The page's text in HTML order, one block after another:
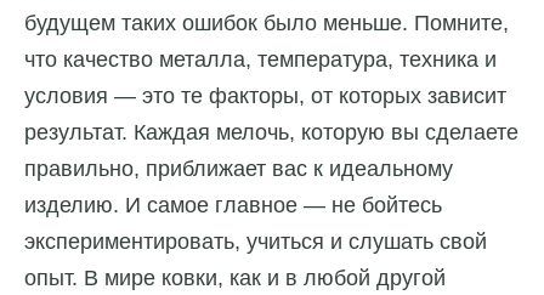
будущем таких ошибок было меньше. Помните,
что качество металла, температура, техника и
условия — это те факторы, от которых зависит
результат. Каждая мелочь, которую вы сделаете
правильно, приближает вас к идеальному
изделию. И самое главное — не бойтесь
экспериментировать, учиться и слушать свой
опыт. В мире ковки, как и в любой другой